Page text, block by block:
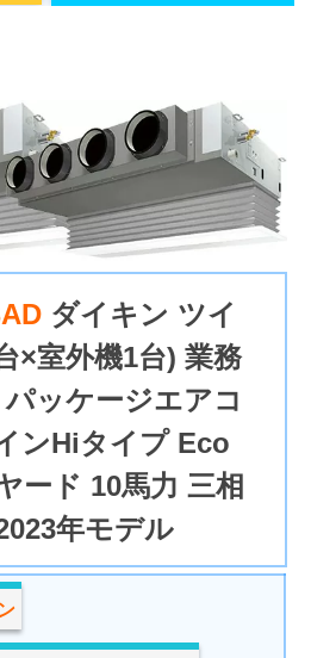
ダイキン ツイ
×室外機1台) 業務
ッケージエアコ
ンHiタイプ Eco
ード 10馬力 三相
年モデル